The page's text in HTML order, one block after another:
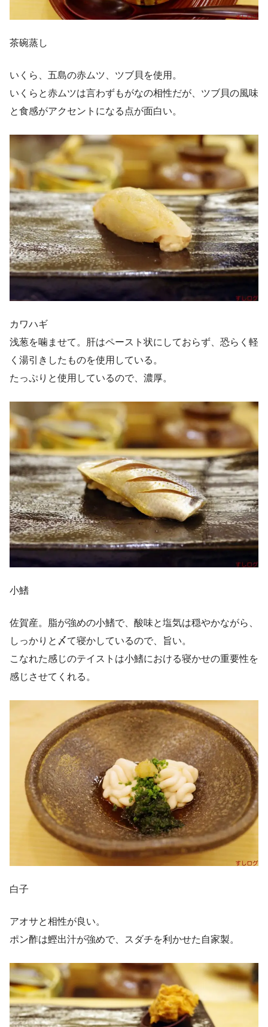
茶碗蒸し
いくら、五島の赤ムツ、ツブ貝を使用。
いくらと赤ムツは言わずもがなの相性だが、ツブ貝の風味
と食感がアクセントになる点が面白い。
カワハギ
浅葱を噛ませて。肝はペースト状にしておらず、恐らく軽
く湯引きしたものを使用している。
たっぷりと使用しているので、濃厚。
小鰭
佐賀産。脂が強めの小鰭で、酸味と塩気は穏やかながら、
しっかりと〆て寝かしているので、旨い。
こなれた感じのテイストは小鰭における寝かせの重要性を
感じさせてくれる。
白子
アオサと相性が良い。
ポン酢は鰹出汁が強めで、スダチを利かせた自家製。